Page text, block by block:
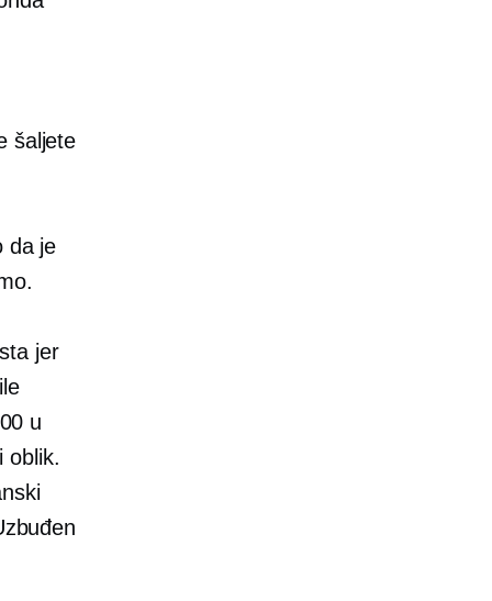
šaljete
da je
jer
u
oblik.